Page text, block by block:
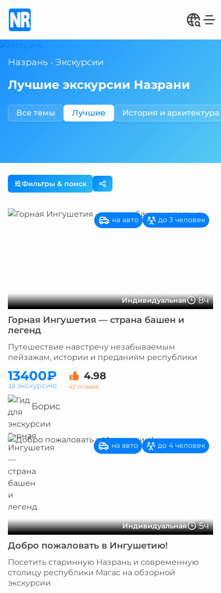
Назрань - Экскурсии
Лучшие экскурсии Назрани
Все темы Лучшие История и архитектура
Фильтры & поиск
Индивидуальная 8ч
на авто до 3 человек
Горная Ингушетия — страна башен и
легенд
Путешествие навстречу незабываемым
пейзажам, истории и преданиям республики
13400₽ 4.98
42 отзыва
за экскурсию
Борис
Индивидуальная 5ч
на авто до 4 человек
Добро пожаловать в Ингушетию!
Посетить старинную Назрань и современную
столицу республики Магас на обзорной
экскурсии